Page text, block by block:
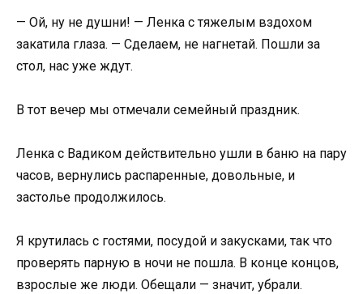
— Ой, ну не душни! — Ленка с тяжелым вздохом
закатила глаза. — Сделаем, не нагнетай. Пошли за
стол, нас уже ждут.
В тот вечер мы отмечали семейный праздник.
Ленка с Вадиком действительно ушли в баню на пару
часов, вернулись распаренные, довольные, и
застолье продолжилось.
Я крутилась с гостями, посудой и закусками, так что
проверять парную в ночи не пошла. В конце концов,
взрослые же люди. Обещали — значит, убрали.